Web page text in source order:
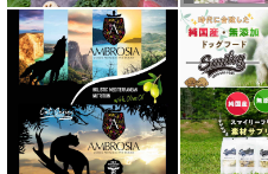
テラカニス ハーバルヒーローズ
トライバル TRIBAL
ナチュラルコード NATURAL